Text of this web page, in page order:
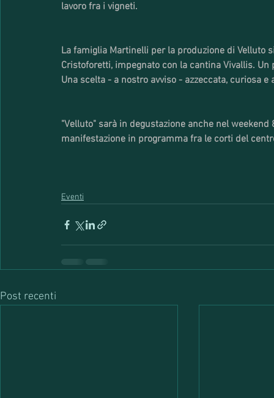
lavoro fra i vigneti.
La famiglia Martinelli per la produzione di Velluto
Cristoforetti, impegnato con la cantina Vivallis.
Una scelta - a nostro avviso - azzeccata, curiosa
"Velluto" sarà in degustazione anche nel
manifestazione in programma fra le corti del
Eventi
Post recenti